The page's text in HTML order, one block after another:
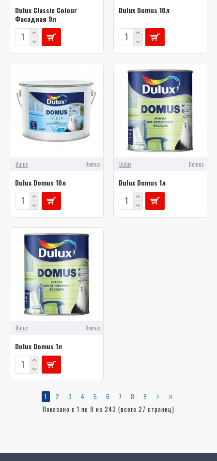
Dulux Classic Colour
Фасадная 9л
Dulux Domus 10л
Dulux Domus
Dulux Domus 10л
Dulux Domus
Dulux Domus 1л
Dulux Domus
Dulux Domus 1л
1 2 3 4 5 6 7 8
9
Показано с 1 по 9 из 243 (всего 27 страниц)